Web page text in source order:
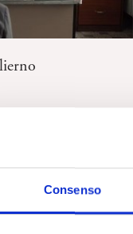
Consenso